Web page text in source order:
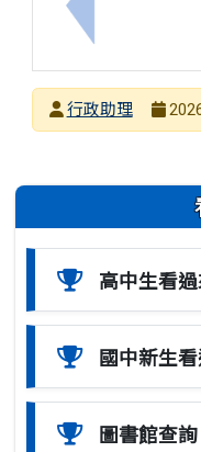
上一筆：【轉
發布者
行政助理
左邊區域內容
高中生看
國中新生
圖書館查詢